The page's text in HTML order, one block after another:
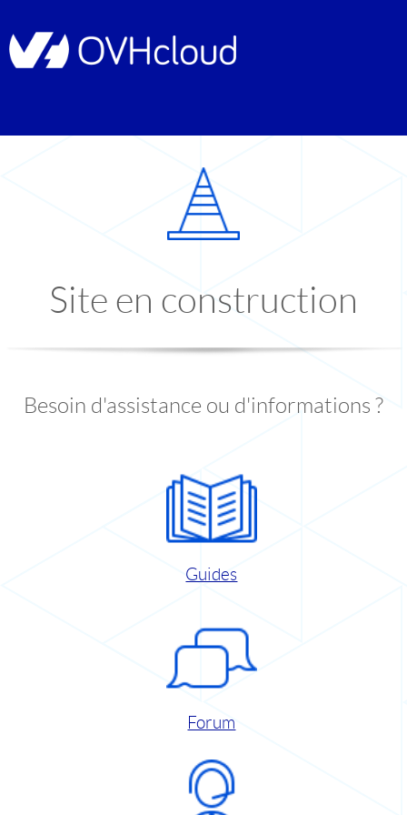
Site en construction
Besoin d'assistance ou d'informations ?
Guides
Forum